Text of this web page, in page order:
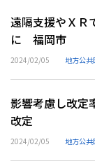
遠隔支援やＸＲ
に 福岡市
2024/02/05 地方公共
影響考慮し改
改定
2024/02/05 地方公共